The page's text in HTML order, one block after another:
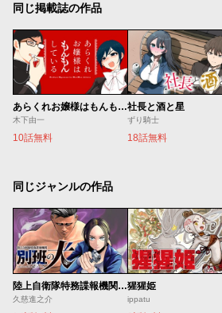
同じ掲載誌の作品
あらくれお嬢様はもんもんしている
木下由一
10話無料
社長と酒と星
ずり騎士
18話無料
同じジャンルの作品
陸上自衛隊特務諜報機関 別班の犬
久慈進之介
猩猩姫
ippatu